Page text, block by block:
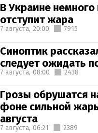
В Украине немного
отступит жара
7 августа, 20:00 7915
Синоптик
следует ожидать
7 августа, 08:00 2438
Грозы обрушатся
фоне сильной
августа
7 августа, 06:21 2389